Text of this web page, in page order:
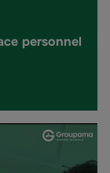
personnel